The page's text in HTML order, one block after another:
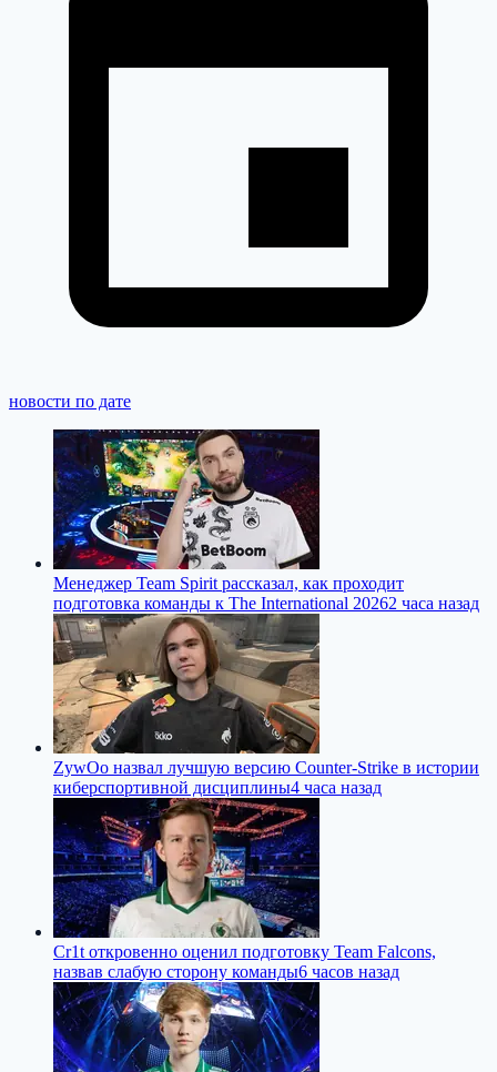
новости по дате
Менеджер Team Spirit рассказал, как проходит
подготовка команды к The International 20262 часа назад
ZywOo назвал лучшую версию Counter-Strike в истории
киберспортивной дисциплины4 часа назад
Cr1t откровенно оценил подготовку Team Falcons,
назвав слабую сторону команды6 часов назад